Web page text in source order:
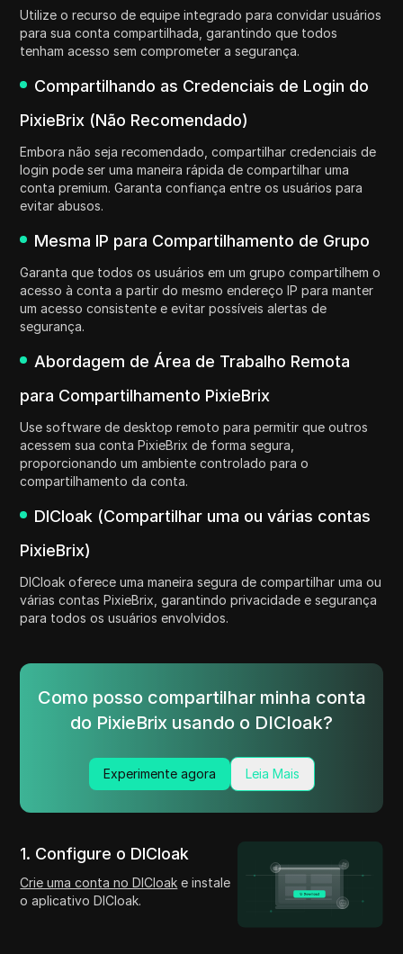
Utilize o recurso de equipe integrado para convidar usuários
para sua conta compartilhada, garantindo que todos
tenham acesso sem comprometer a segurança.
Compartilhando as Credenciais de Login do
PixieBrix (Não Recomendado)
Embora não seja recomendado, compartilhar credenciais de
login pode ser uma maneira rápida de compartilhar uma
conta premium. Garanta confiança entre os usuários para
evitar abusos.
Mesma IP para Compartilhamento de Grupo
Garanta que todos os usuários em um grupo compartilhem o
acesso à conta a partir do mesmo endereço IP para manter
um acesso consistente e evitar possíveis alertas de
segurança.
Abordagem de Área de Trabalho Remota
para Compartilhamento PixieBrix
Use software de desktop remoto para permitir que outros
acessem sua conta PixieBrix de forma segura,
proporcionando um ambiente controlado para o
compartilhamento da conta.
DICloak (Compartilhar uma ou várias contas
PixieBrix)
DICloak oferece uma maneira segura de compartilhar uma ou
várias contas PixieBrix, garantindo privacidade e segurança
para todos os usuários envolvidos.
Como posso compartilhar minha conta
do PixieBrix usando o DICloak?
Experimente agora Leia Mais
1. Configure o DICloak
Crie uma conta no DICloak e instale
o aplicativo DICloak.